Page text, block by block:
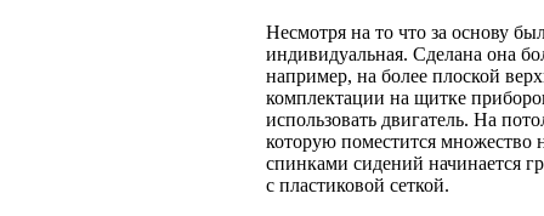
Несмотря на то что за основу
индивидуальная. Сделана она
например, на более плоской
комплектации на щитке
использовать двигатель. На
которую поместится множество
спинками сидений начинается
с пластиковой сеткой.